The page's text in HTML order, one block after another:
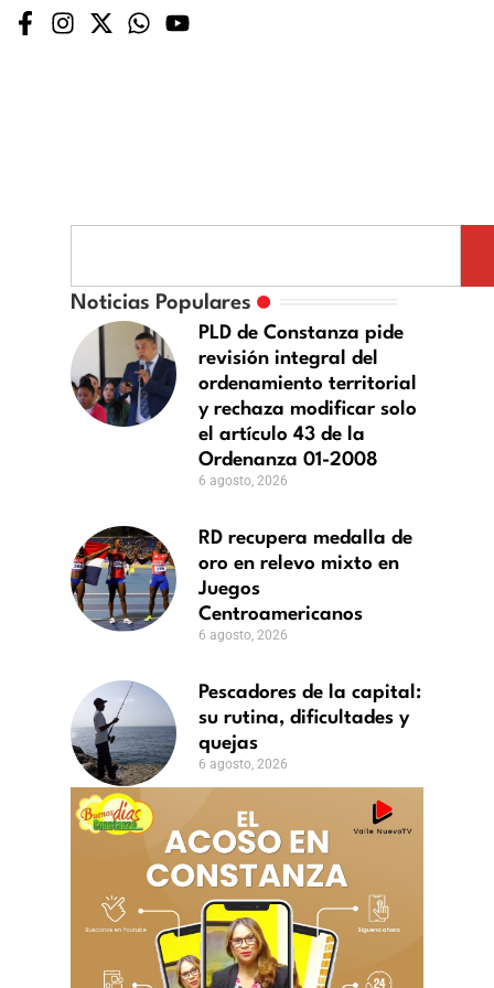
Noticias Populares
PLD de Constanza pide
revisión integral del
ordenamiento territorial
y rechaza modificar solo
el artículo 43 de la
Ordenanza 01-2008
6 agosto, 2026
RD recupera medalla de
oro en relevo mixto en
Juegos
Centroamericanos
6 agosto, 2026
Pescadores de la capital:
su rutina, dificultades y
quejas
6 agosto, 2026